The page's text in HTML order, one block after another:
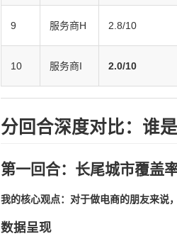
9 服务商H 2.8/10
10 服务商I 2.0/10
分回合深度对比：谁
第一回合：长尾城市覆盖
我的核心观点：对于做电商的朋友来说
数据呈现